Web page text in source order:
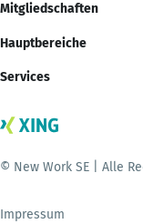
Mitgliedschaften
Hauptbereiche
Services
© New Work SE | Alle
Impressum